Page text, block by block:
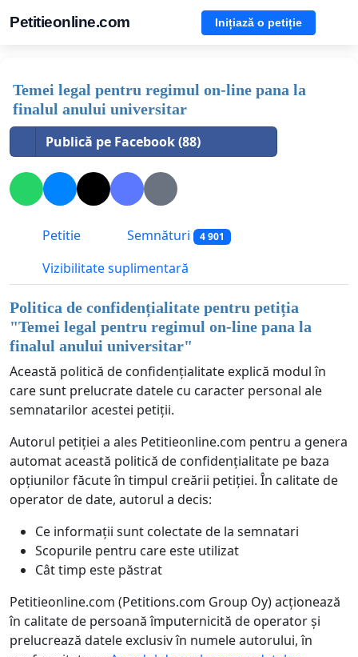
Petitieonline.com Inițiază o petiție
Temei legal pentru regimul on-line pana la
finalul anului universitar
Publică pe Facebook (88)
Petitie Semnături 4 901
Vizibilitate suplimentară
Politica de confidențialitate pentru petiția
"Temei legal pentru regimul on-line pana la
finalul anului universitar"
Această politică de confidențialitate explică modul în
care sunt prelucrate datele cu caracter personal ale
semnatarilor acestei petiții.
Autorul petiției a ales Petitieonline.com pentru a genera
automat această politică de confidențialitate pe baza
opțiunilor făcute în timpul creării petiției. În calitate de
operator de date, autorul a decis:
Ce informații sunt colectate de la semnatari
Scopurile pentru care este utilizat
Cât timp este păstrat
Petitieonline.com (Petitions.com Group Oy) acționează
în calitate de persoană împuternicită de operator și
prelucrează datele exclusiv în numele autorului, în